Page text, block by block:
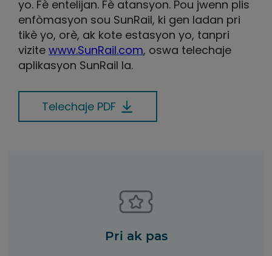
yo. Fè entelijan. Fè atansyon. Pou jwenn plis
enfòmasyon sou SunRail, ki gen ladan pri
tikè yo, orè, ak kote estasyon yo, tanpri
vizite www.SunRail.com, oswa telechaje
aplikasyon SunRail la.
Telechaje PDF
Pri ak pas